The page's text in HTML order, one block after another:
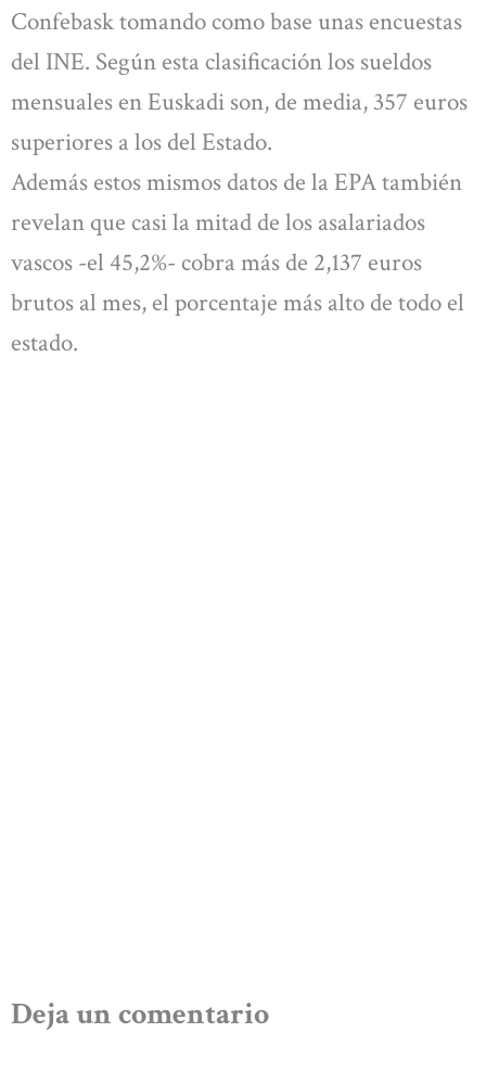
Confebask tomando como base unas encuestas
del INE. Según esta clasificación los sueldos
mensuales en Euskadi son, de media, 357 euros
superiores a los del Estado.
Además estos mismos datos de la EPA también
revelan que casi la mitad de los asalariados
vascos -el 45,2%- cobra más de 2,137 euros
brutos al mes, el porcentaje más alto de todo el
estado.
Deja un comentario